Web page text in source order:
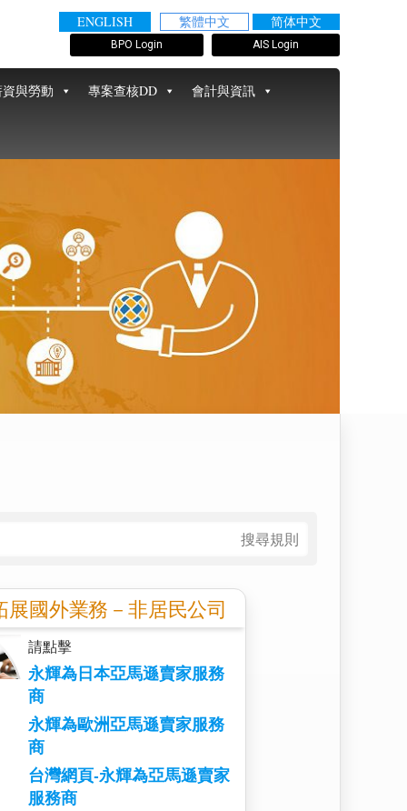
ENGLISH 繁體中文 简体中文
BPO Login AIS Login
與勞動 專案查核DD 會計與資訊
搜尋規則
展國外業務－非居民公司
請點擊
永輝為日本亞馬遜賣家服務
商
永輝為歐洲亞馬遜賣家服務
商
台灣網頁-永輝為亞馬遜賣家
服務商